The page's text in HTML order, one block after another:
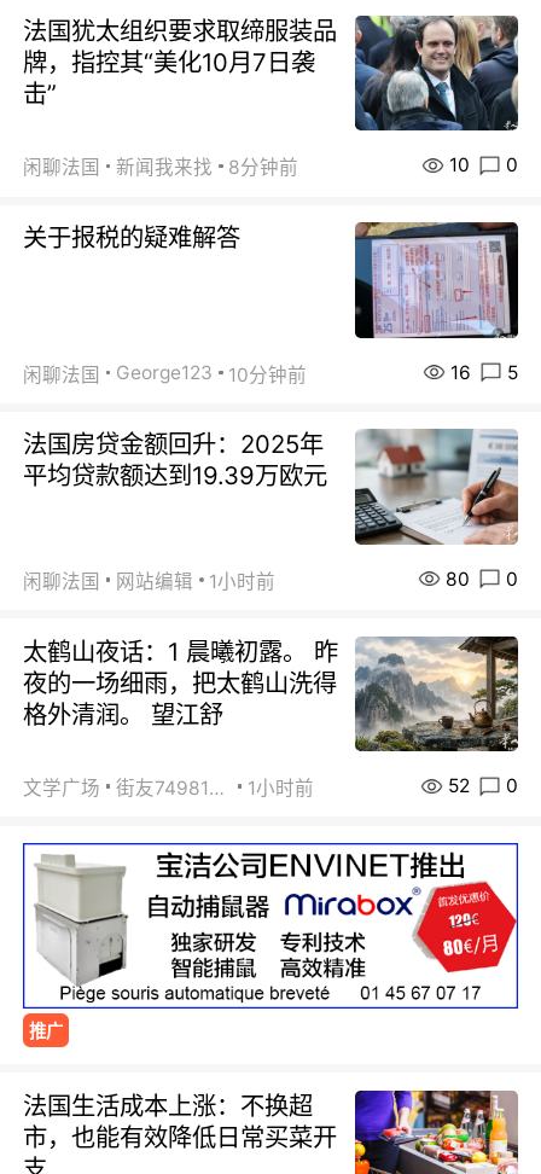
法国犹太组织要求取缔服装品
牌，指控其“美化10月7日袭
击”
闲聊法国 新闻我来找 8分钟前 10 0
关于报税的疑难解答
闲聊法国 George123 10分钟前 16 5
法国房贷金额回升：2025年
平均贷款额达到19.39万欧元
闲聊法国 网站编辑 1小时前 80 0
太鹤山夜话：1 晨曦初露。 昨
夜的一场细雨，把太鹤山洗得
格外清润。 望江舒
文学广场 街友74981146 1小时前 52 0
推广
法国生活成本上涨：不换超
市，也能有效降低日常买菜开